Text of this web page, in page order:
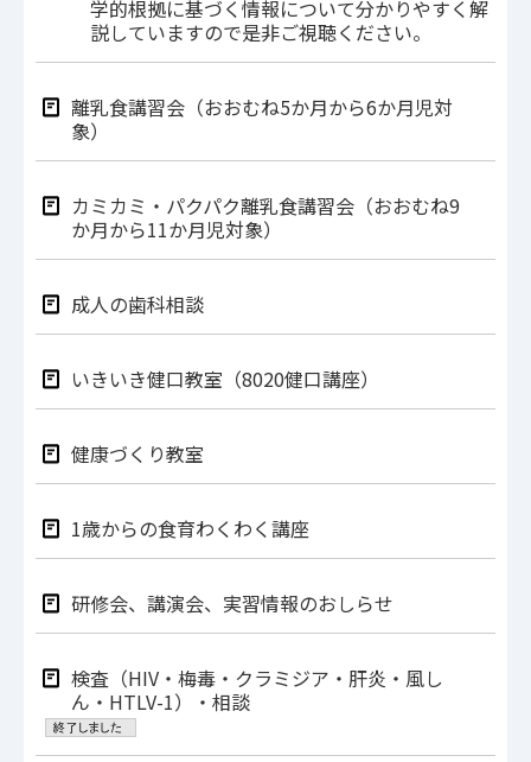
学的根拠に基づく情報について分かりやすく解
説していますので是非ご視聴ください。
離乳食講習会（おおむね5か月から6か月児対
象）
カミカミ・パクパク離乳食講習会（おおむね9
か月から11か月児対象）
成人の歯科相談
いきいき健口教室（8020健口講座）
健康づくり教室
1歳からの食育わくわく講座
研修会、講演会、実習情報のおしらせ
検査（HIV・梅毒・クラミジア・肝炎・風し
ん・HTLV-1）・相談